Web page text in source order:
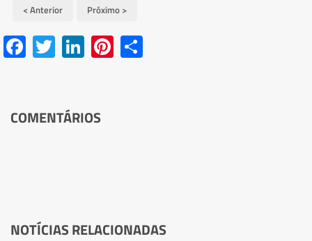
< Anterior Próximo >
FacebookTwitter LinkedIn PinterestShare
COMENTÁRIOS
NOTÍCIAS RELACIONADAS